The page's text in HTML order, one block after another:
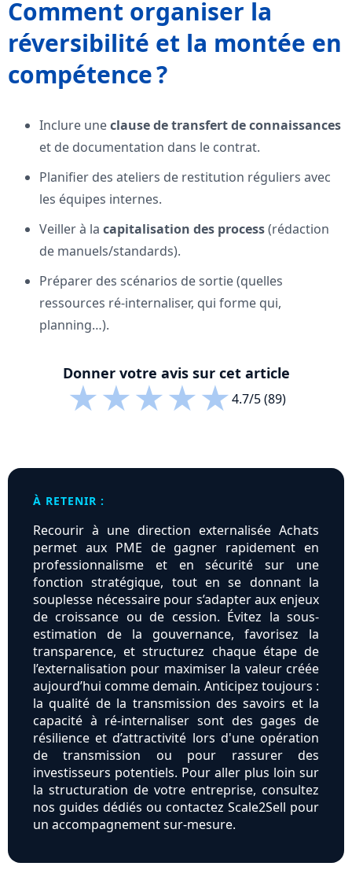
Comment organiser la
réversibilité et la montée en
compétence ?
Inclure uneclause de transfert de connaissances
et de documentation dans le contrat.
Planifier des ateliers de restitution réguliers avec
les équipes internes.
Veiller à la capitalisation des process(rédaction
de manuels/standards).
Préparer des scénarios de sortie (quelles
ressources ré-internaliser, qui forme qui,
planning…).
Donner votre avis sur cet article
★★★★★4.7/5 (89)
À RETENIR :
Recourir à une direction externalisée Achats
permet aux PME de gagner rapidement en
professionnalisme et en sécurité sur une
fonction stratégique, tout en se donnant la
souplesse nécessaire pour s’adapter aux enjeux
de croissance ou de cession. Évitez la sous-
estimation de la gouvernance, favorisez la
transparence, et structurez chaque étape de
l’externalisation pour maximiser la valeur créée
aujourd’hui comme demain. Anticipez toujours :
la qualité de la transmission des savoirs et la
capacité à ré-internaliser sont des gages de
résilience et d’attractivité lors d'une opération
de transmission ou pour rassurer des
investisseurs potentiels. Pour aller plus loin sur
la structuration de votre entreprise, consultez
nos guides dédiés ou contactez Scale2Sell pour
un accompagnement sur-mesure.